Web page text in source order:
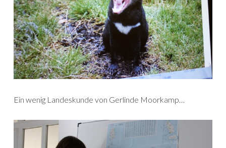
Ein wenig Landeskunde von Gerlinde Moorkamp…